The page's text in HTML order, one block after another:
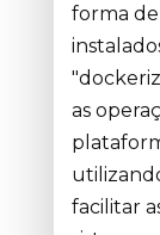
forma
as
facilitar